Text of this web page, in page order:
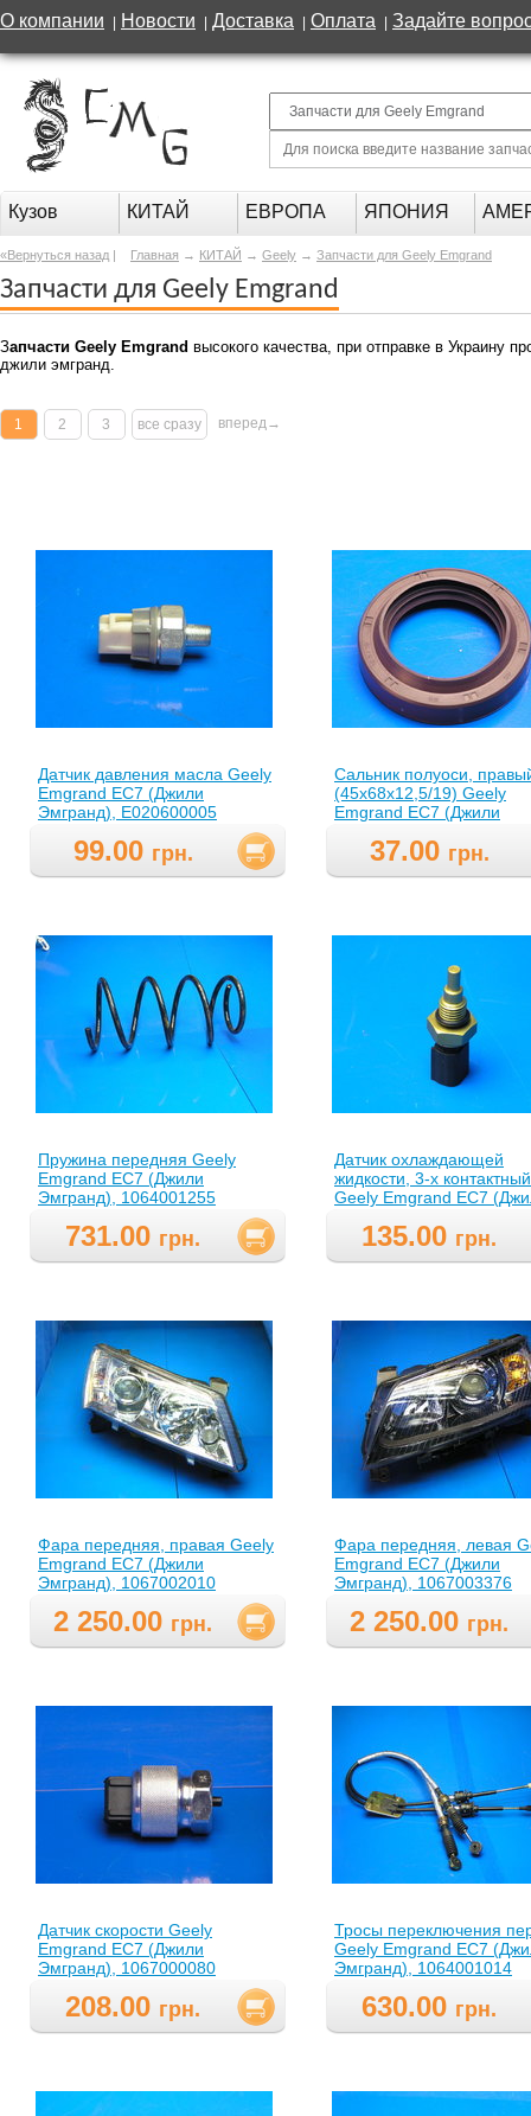
О компании Новости Доставка Оплата Задайте
Кузов КИТАЙ ЕВРОПА ЯПОНИЯ
«Вернуться назад | Главная → КИТАЙ → Geely → Запчасти для Geely Emgrand
Запчасти для Geely Emgrand
Запчасти Geely Emgrand высокого качества, при отправке в Украину
джили эмгранд.
1 2 3 все сразу вперед→
Датчик давления масла Geely
Emgrand EC7 (Джили
Эмгранд), E020600005
99.00 грн.
Сальник полуоси,
(45х68х12,5/19) Geely
Emgrand EC7 (Джили
37.00 грн.
Пружина передняя Geely
Emgrand EC7 (Джили
Эмгранд), 1064001255
731.00 грн.
Датчик охлаждающей
жидкости, 3-х контактный
Geely Emgrand EC7
135.00 грн.
Фара передняя, правая Geely
Emgrand EC7 (Джили
Эмгранд), 1067002010
2 250.00 грн.
Фара передняя, левая
Emgrand EC7 (Джили
Эмгранд), 1067003376
2 250.00 грн.
Датчик скорости Geely
Emgrand EC7 (Джили
Эмгранд), 1067000080
208.00 грн.
Тросы переключения
Geely Emgrand EC7
Эмгранд), 1064001014
630.00 грн.